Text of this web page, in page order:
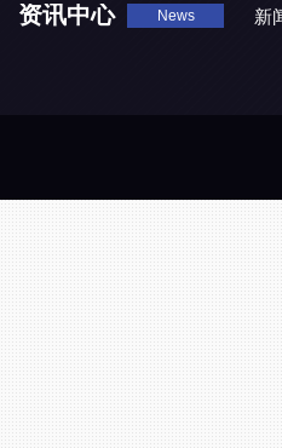
资讯中心 News 新